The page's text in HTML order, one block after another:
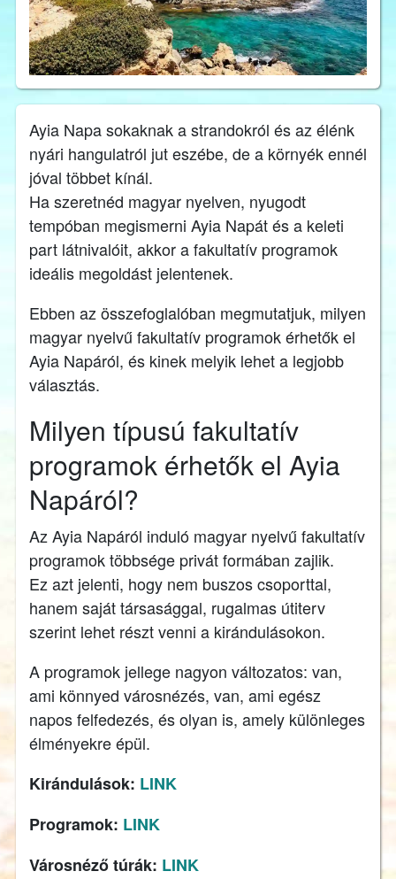
Ayia Napa sokaknak a strandokról és az élénk
nyári hangulatról jut eszébe, de a környék ennél
jóval többet kínál.
Ha szeretnéd magyar nyelven, nyugodt
tempóban megismerni Ayia Napát és a keleti
part látnivalóit, akkor a fakultatív programok
ideális megoldást jelentenek.
Ebben az összefoglalóban megmutatjuk, milyen
magyar nyelvű fakultatív programok érhetők el
Ayia Napáról, és kinek melyik lehet a legjobb
választás.
Milyen típusú fakultatív
programok érhetők el Ayia
Napáról?
Az Ayia Napáról induló magyar nyelvű fakultatív
programok többsége privát formában zajlik.
Ez azt jelenti, hogy nem buszos csoporttal,
hanem saját társasággal, rugalmas útiterv
szerint lehet részt venni a kirándulásokon.
A programok jellege nagyon változatos: van,
ami könnyed városnézés, van, ami egész
napos felfedezés, és olyan is, amely különleges
élményekre épül.
Kirándulások: LINK
Programok: LINK
Városnéző túrák: LINK